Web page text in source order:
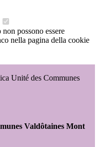
possono essere
nella pagina della cookie
Unité des Communes
Valdôtaines Mont